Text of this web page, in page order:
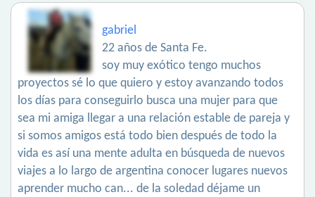
gabriel
22 años de Santa Fe.
soy muy exótico tengo muchos
proyectos sé lo que quiero y estoy avanzando todos
los días para conseguirlo busca una mujer para que
sea mi amiga llegar a una relación estable de pareja y
si somos amigos está todo bien después de todo la
vida es así una mente adulta en búsqueda de nuevos
viajes a lo largo de argentina conocer lugares nuevos
aprender mucho can... de la soledad déjame un